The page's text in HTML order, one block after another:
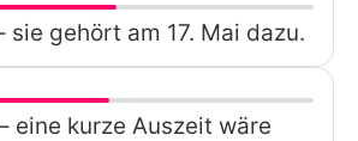
sie gehört am 17. Mai dazu.
eine kurze Auszeit wäre